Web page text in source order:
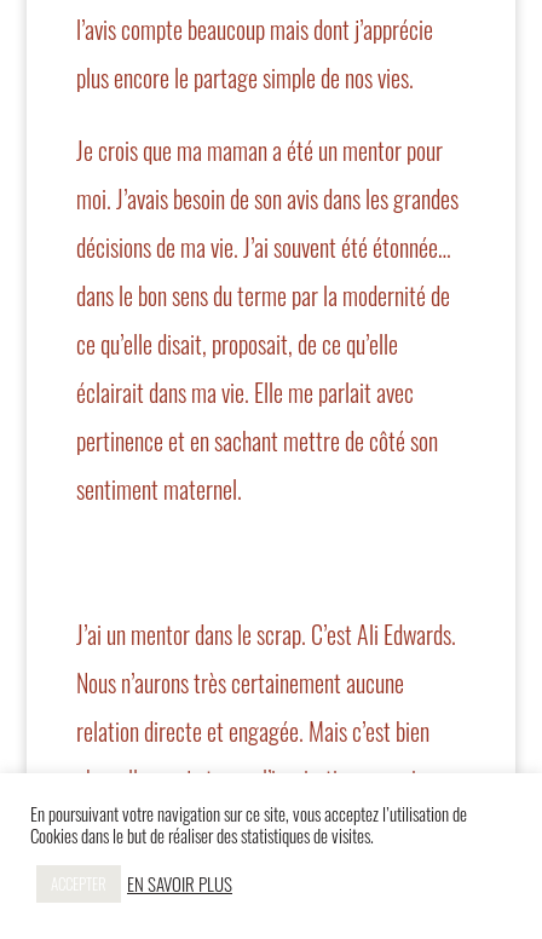
l’avis compte beaucoup mais dont j’apprécie
plus encore le partage simple de nos vies.
Je crois que ma maman a été un mentor pour
moi. J’avais besoin de son avis dans les grandes
décisions de ma vie. J’ai souvent été étonnée…
dans le bon sens du terme par la modernité de
ce qu’elle disait, proposait, de ce qu’elle
éclairait dans ma vie. Elle me parlait avec
pertinence et en sachant mettre de côté son
sentiment maternel.
J’ai un mentor dans le scrap. C’estAli Edwards.
Nous n’aurons très certainement aucune
relation directe et engagée. Mais c’est bien
chez elle que je trouve l’inspiration pour vivre
mon scrap.
J’aime le regard qu’elle pose sur son quotidien,
En poursuivant votre navigation sur ce site, vous acceptez l’utilisation de
Cookies dans le but de réaliser des statistiques de visites.
ACCEPTER EN SAVOIR PLUS